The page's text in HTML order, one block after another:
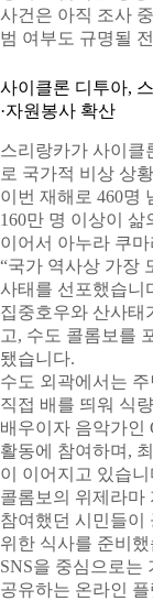
사건은 아직 조사
범 여부도 규명될
사이클론 디투아,
·자원봉사 확산
스리랑카가 사이클
로 국가적 비상 상
이번 재해로 460명
160만 명 이상이
이어서 아누라 쿠
“국가 역사상 가장
사태를 선포했습니
집중호우와 산사태
고, 수도 콜롬보를
됐습니다.
수도 외곽에서는
직접 배를 띄워 식
배우이자 음악가인
활동에 참여하며,
이 이어지고 있습니
콜롬보의 위제라마
참여했던 시민들이
위한 식사를 준비
SNS을 중심으로는
공유하는 온라인